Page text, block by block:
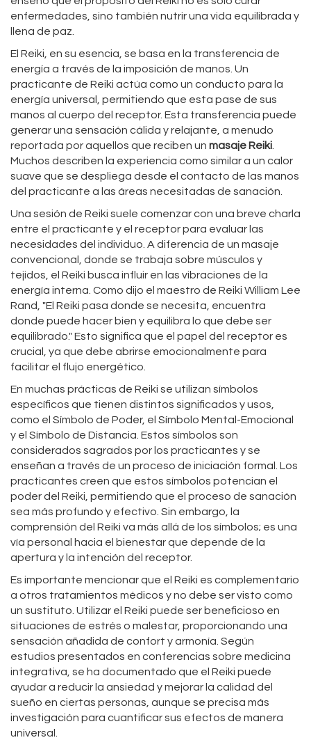
enfermedades, sino también nutrir una vida equilibrada y
llena de paz.
El Reiki, en su esencia, se basa en la transferencia de
energía a través de la imposición de manos. Un
practicante de Reiki actúa como un conducto para la
energía universal, permitiendo que esta pase de sus
manos al cuerpo del receptor. Esta transferencia puede
generar una sensación cálida y relajante, a menudo
reportada por aquellos que reciben un masaje Reiki.
Muchos describen la experiencia como similar a un calor
suave que se despliega desde el contacto de las manos
del practicante a las áreas necesitadas de sanación.
Una sesión de Reiki suele comenzar con una breve charla
entre el practicante y el receptor para evaluar las
necesidades del individuo. A diferencia de un masaje
convencional, donde se trabaja sobre músculos y
tejidos, el Reiki busca influir en las vibraciones de la
energía interna. Como dijo el maestro de Reiki William Lee
Rand, "El Reiki pasa donde se necesita, encuentra
donde puede hacer bien y equilibra lo que debe ser
equilibrado." Esto significa que el papel del receptor es
crucial, ya que debe abrirse emocionalmente para
facilitar el flujo energético.
En muchas prácticas de Reiki se utilizan símbolos
específicos que tienen distintos significados y usos,
como el Símbolo de Poder, el Símbolo Mental-Emocional
y el Símbolo de Distancia. Estos símbolos son
considerados sagrados por los practicantes y se
enseñan a través de un proceso de iniciación formal. Los
practicantes creen que estos símbolos potencian el
poder del Reiki, permitiendo que el proceso de sanación
sea más profundo y efectivo. Sin embargo, la
comprensión del Reiki va más allá de los símbolos; es una
vía personal hacia el bienestar que depende de la
apertura y la intención del receptor.
Es importante mencionar que el Reiki es complementario
a otros tratamientos médicos y no debe ser visto como
un sustituto. Utilizar el Reiki puede ser beneficioso en
situaciones de estrés o malestar, proporcionando una
sensación añadida de confort y armonía. Según
estudios presentados en conferencias sobre medicina
integrativa, se ha documentado que el Reiki puede
ayudar a reducir la ansiedad y mejorar la calidad del
sueño en ciertas personas, aunque se precisa más
investigación para cuantificar sus efectos de manera
universal.